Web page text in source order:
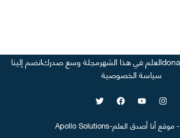
العلم في هذا الشهرمجلة وسع صدركانضم إلينا
سياسة الخصوصية
-موقعأنا أصدق العلم-
Apollo Solutions